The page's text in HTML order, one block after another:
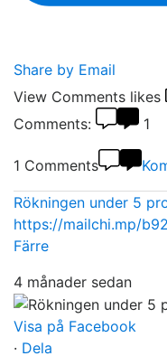
Share by Email
View Comments likes
Comments:
1
1 Comments
Rökningen under 5
https://mailchi.mp/
Färre
4 månader sedan
Visa på Facebook
· Dela